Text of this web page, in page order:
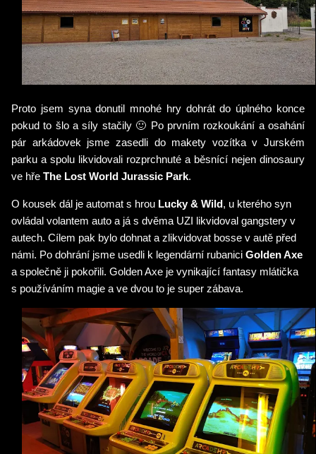
Proto jsem syna donutil mnohé hry dohrát do úplného konce
pokud to šlo a síly stačily 🙂 Po prvním rozkoukání a osahání
pár arkádovek jsme zasedli do makety vozítka v Jurském
parku a spolu likvidovali rozprchnuté a běsnící nejen dinosaury
ve hře The Lost World Jurassic Park.
O kousek dál je automat s hrou Lucky & Wild, u kterého syn
ovládal volantem auto a já s dvěma UZI likvidoval gangstery v
autech. Cílem pak bylo dohnat a zlikvidovat bosse v autě před
námi. Po dohrání jsme usedli k legendární rubanici Golden Axe
a společně ji pokořili. Golden Axe je vynikající fantasy mlátička
s používáním magie a ve dvou to je super zábava.